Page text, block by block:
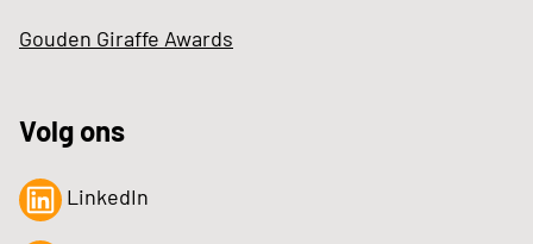
Gouden Giraffe Awards
Volg ons
LinkedIn